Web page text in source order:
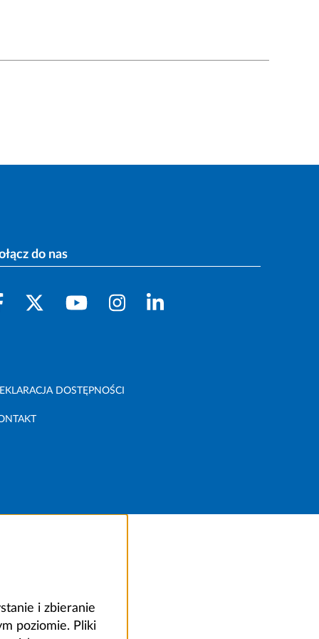
do nas
DOSTĘPNOŚCI
i zbieranie
poziomie. Pliki